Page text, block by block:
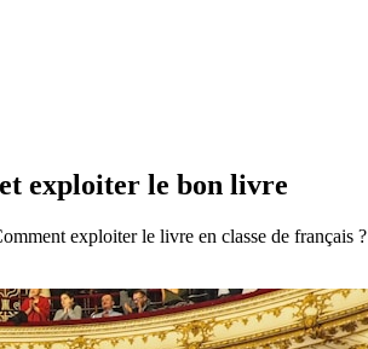
exploiter le bon livre
exploiter le livre en classe de français ?